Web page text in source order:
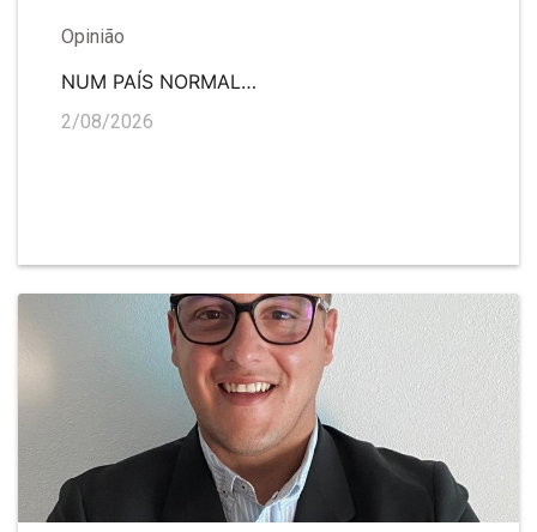
Opinião
NUM PAÍS NORMAL…
2/08/2026